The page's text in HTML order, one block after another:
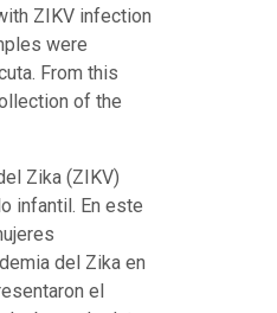
ZIKV infection
were
From this
of the
Zika (ZIKV)
infantil. En este
del Zika en
el